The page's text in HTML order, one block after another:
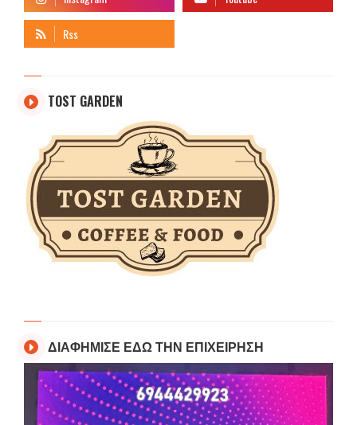
TOST GARDEN
ΔΙΑΦΗΜΙΣΕ ΕΔΩ ΤΗΝ ΕΠΙΧΕΙΡΗΣΗ